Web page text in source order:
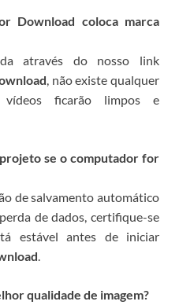
Download coloca marca
através do nosso link
, não existe qualquer
vídeos ficarão limpos e
se o computador for
de salvamento automático
de dados, certifique-se
estável antes de iniciar
.
qualidade de imagem?